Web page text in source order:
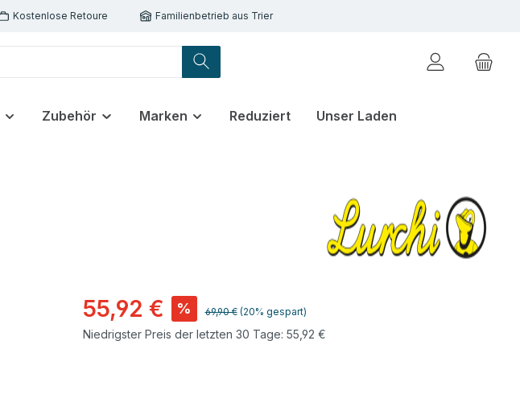
Kostenlose Retoure Familienbetrieb aus Trier
Zubehör Marken Reduziert Unser Laden
55,92 € % Regulärer Preis:
69,90 € (20% gespart)
Niedrigster Preis der letzten 30 Tage: 55,92 €